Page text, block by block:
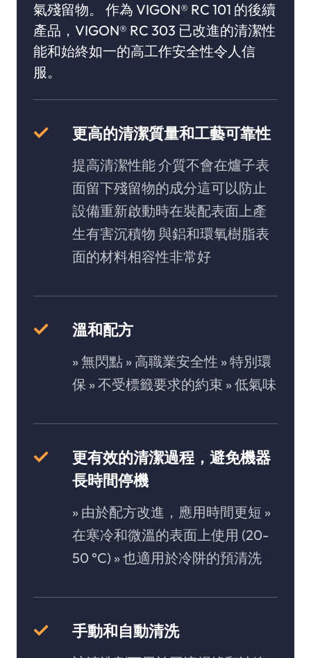
氣殘留物。 作為 VIGON® RC 101 的後續
產品，VIGON® RC 303 已改進的清潔性
能和始終如一的高工作安全性令人信
服。
更高的清潔質量和工藝可靠性
提高清潔性能 介質不會在爐子表
面留下殘留物的成分這可以防止
設備重新啟動時在裝配表面上產
生有害沉積物 與鋁和環氧樹脂表
面的材料相容性非常好
溫和配方
» 無閃點 » 高職業安全性 » 特別環
保 » 不受標籤要求的約束 » 低氣味
更有效的清潔過程，避免機器
長時間停機
» 由於配方改進，應用時間更短 »
在寒冷和微溫的表面上使用 (20-
50 °C) » 也適用於冷阱的預清洗
手動和自動清洗